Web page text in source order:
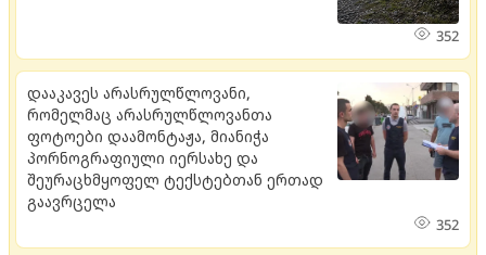
352
დააკავეს არასრულწლოვანი,
რომელმაც არასრულწლოვანთა
ფოტოები დაამონტაჟა, მიანიჭა
პორნოგრაფიული იერსახე და
შეურაცხმყოფელ ტექსტებთან ერთად
გაავრცელა
352